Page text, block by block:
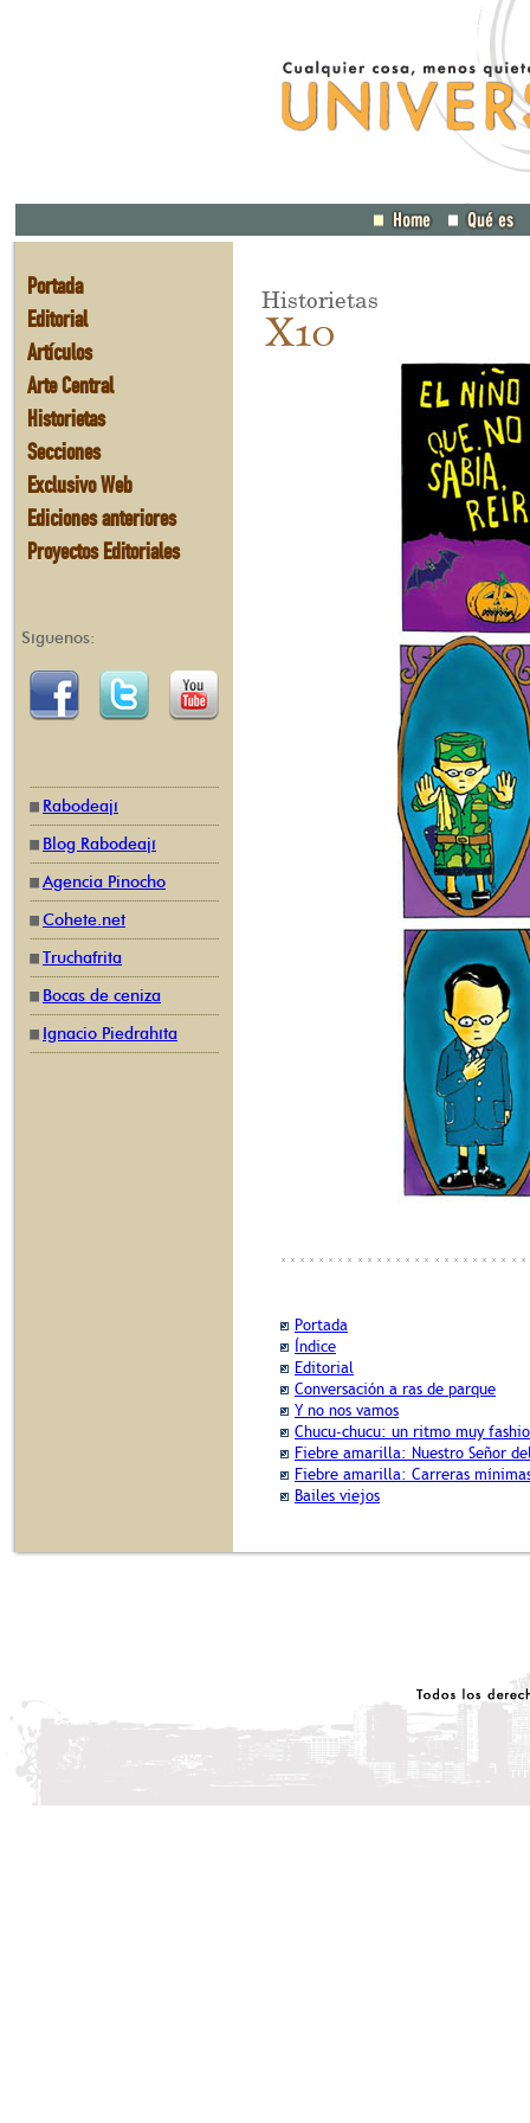
Portada
Editorial
Artículos
Arte Central
Historietas
Secciones
Exclusivo Web
Ediciones anteriores
Proyectos Editoriales
Síguenos:
Rabodeají
Blog Rabodeají
Agencia Pinocho
Cohete.net
Truchafrita
Bocas de ceniza
Ignacio Piedrahíta
Historietas
X10
Portada
Índice
Editorial
Conversación a ras de parque
Y no nos vamos
Chucu-chucu: un ritmo muy
Fiebre amarilla: Nuestro Señor
Fiebre amarilla: Carreras
Bailes viejos